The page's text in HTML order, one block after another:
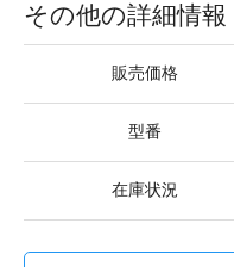
その他の詳細情報
販売価格
型番
在庫状況